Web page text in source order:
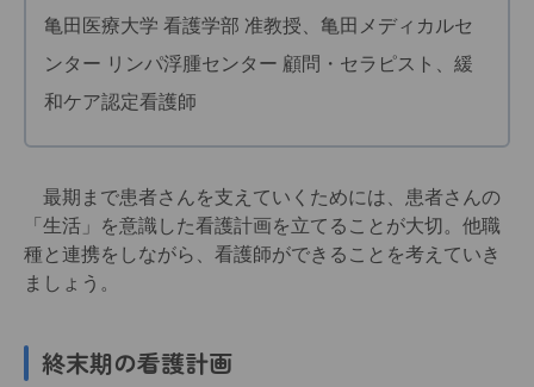
亀田医療大学 看護学部 准教授、亀田メディカルセ
ンター リンパ浮腫センター 顧問・セラピスト、緩
和ケア認定看護師
最期まで患者さんを支えていくためには、患者さんの
「生活」を意識した看護計画を立てることが大切。他職
種と連携をしながら、看護師ができることを考えていき
ましょう。
終末期の看護計画